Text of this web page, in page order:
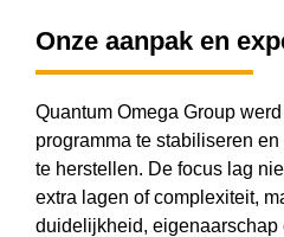
Onze aanpak en
Quantum Omega Group
programma te stabiliseren
te herstellen. De focus lag
extra lagen of complexiteit,
duidelijkheid,